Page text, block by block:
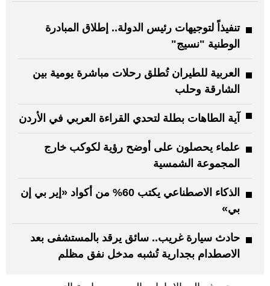
تنفيذاً لتوجيهات رئيس الدولة.. إطلاق المبادرة
الوطنية "نسيج"
العربية للطيران تُطلق رحلات مباشرة يومية بين
الشارقة وحلب
آية الطاهات بطلة لتحدي القراءة العربي في الأردن
علماء يحصلون على أوضح رؤية لكوكب خارج
المجموعة الشمسية
الذكاء الاصطناعي يكتب 60% من أكواد «إير بي إن
بي»
حادث سيارة غريب.. سائق يرقد بالمستشفى بعد
الاصطدام بجدارية تُشبه مدخل نفق مظلم